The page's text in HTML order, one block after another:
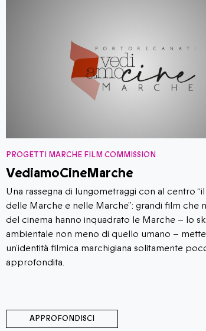
MARCHE FILM COMMISSION
rassegna di lungometraggi con al centro “il
Marche e nelle Marche”: grandi film che
cinema hanno inquadrato le Marche – lo
non meno di quello umano –
filmica marchigiana solitamente poco
APPROFONDISCI